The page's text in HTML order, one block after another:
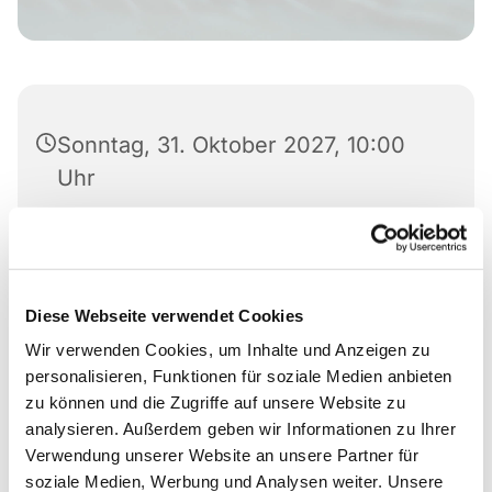
Diese Webseite verwendet Cookies
Wir verwenden Cookies, um Inhalte und Anzeigen zu
personalisieren, Funktionen für soziale Medien anbieten
zu können und die Zugriffe auf unsere Website zu
analysieren. Außerdem geben wir Informationen zu Ihrer
Verwendung unserer Website an unsere Partner für
soziale Medien, Werbung und Analysen weiter. Unsere
Sonntag, 31. Oktober 2027, 10:00
Uhr
Markuskirche, Richard-Wagner-Str.
6, 34121 Kassel